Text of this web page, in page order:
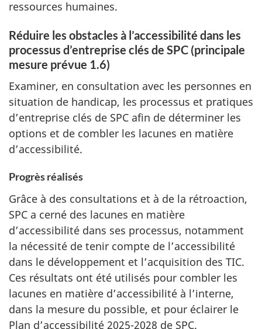
ressources humaines.
Réduire les obstacles à l’accessibilité dans les
processus d’entreprise clés de SPC (principale
mesure prévue 1.6)
Examiner, en consultation avec les personnes en
situation de handicap, les processus et pratiques
d’entreprise clés de SPC afin de déterminer les
options et de combler les lacunes en matière
d’accessibilité.
Progrès réalisés
Grâce à des consultations et à de la rétroaction,
SPC a cerné des lacunes en matière
d’accessibilité dans ses processus, notamment
la nécessité de tenir compte de l’accessibilité
dans le développement et l’acquisition des TIC.
Ces résultats ont été utilisés pour combler les
lacunes en matière d’accessibilité à l’interne,
dans la mesure du possible, et pour éclairer le
Plan d’accessibilité 2025-2028 de SPC.